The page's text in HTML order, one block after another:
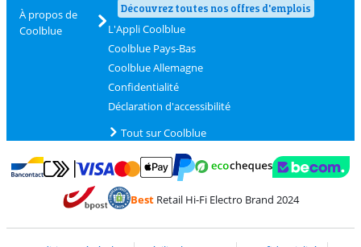
À propos de
Coolblue
Découvrez toutes nos offres d'emplois
L'Appli Coolblue
Coolblue Pays-Bas
Coolblue Allemagne
Confidentialité
Déclaration d'accessibilité
Tout sur Coolblue
Payer avec Bancontact
Payer avec MasterCard et Visa via ClickToPay
BestRetail Hi-Fi Electro Brand 2024